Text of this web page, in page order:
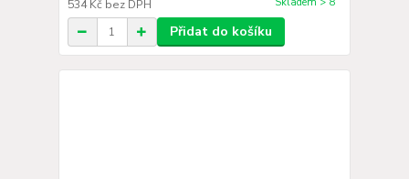
534 Kč bez DPH
Přidat do košíku